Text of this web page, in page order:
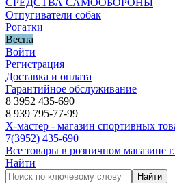
СРЕДСТВА САМООБОРОНЫ
Отпугиватели собак
Рогатки
Весна
Войти
Регистрация
Доставка и оплата
Гарантийное обслуживание
8 3952 435-690
8 939 795-77-99
Х-мастер - магазин спортивных
7(3952) 435-690
Все товары в розничном магазине
Найти
Найти